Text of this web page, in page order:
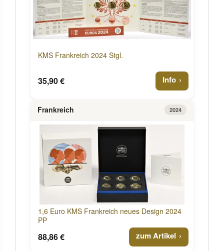
KMS Frankreich 2024 Stgl.
35,90 € Info
Frankreich 2024
1,6 Euro KMS Frankreich neues Design 2024
PP
88,86 € zum Artikel